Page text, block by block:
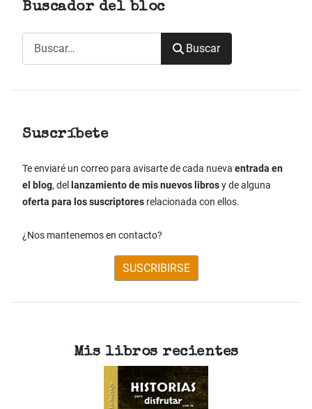
Buscador del bloc
Buscar
Suscríbete
Te enviaré un correo para avisarte de cada nueva entrada en
el blog, del lanzamiento de mis nuevos librosy de alguna
oferta para los suscriptores relacionada con ellos.
¿Nos mantenemos en contacto?
SUSCRIBIRSE
Mis libros recientes